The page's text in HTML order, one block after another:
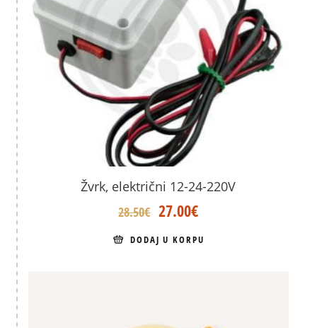
Žvrk, električni 12-24-220V
28.50€ Original
price
was:
27.00€Current
price
is:
DODAJ U KORPU